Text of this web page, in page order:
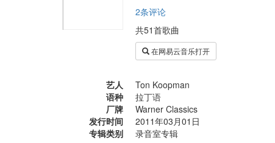
2条评论
共51首歌曲
在网易云音乐打开
艺人
Ton Koopman
语种
拉丁语
厂牌
Warner Classics
发行时间
2011年03月01日
专辑类别
录音室专辑